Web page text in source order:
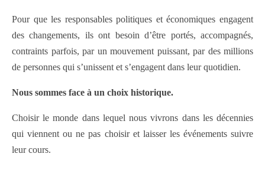
Pour que les responsables politiques et économiques engagent
des changements, ils ont besoin d’être portés, accompagnés,
contraints parfois, par un mouvement puissant, par des millions
de personnes qui s’unissent et s’engagent dans leur quotidien.
Nous sommes face à un choix historique.
Choisir le monde dans lequel nous vivrons dans les décennies
qui viennent ou ne pas choisir et laisser les événements suivre
leur cours.